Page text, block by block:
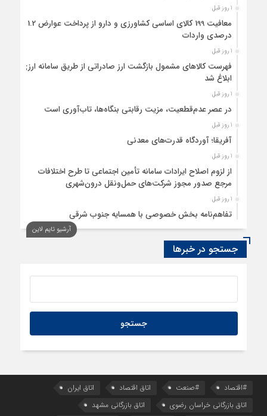
1 روز قبل
معافیت 199 کالای اساسی کشاورزی و دارو از پرداخت عوارض 1.2
درصدی واردات
1 روز قبل
فهرست کالاهای مشمول بازگشت ارز صادراتی از طریق سامانه ارزی
ابلاغ شد
1 روز قبل
در عصر عدم‌قطعیت، مزیت رقابتی بنگاه‌ها، تاب‌آوری است
1 روز قبل
آفریقا؛ آوردگاه قدرت‌های معدنی
1 روز قبل
از لزوم اصلاح ایرادات سامانه تأمین اجتماعی تا طرح اختلافات
مرجع صدور مجوز شرکت‌های حمل‌ونقل درون‌شهری
1 روز قبل
تفاهم‌نامه بخش خصوصی با همسایه جنوب شرقی
1 روز قبل
سود اقتصاد‌ها از هوش مصنوعی
آرشیو تایم لاین
جستجو در خبرها
#اقتصاد #صنعت اتاق اقتصاد
اتاق ایران
اتاق بازرگانی خراسان رضوی
اتاق بازرگانی مشهد